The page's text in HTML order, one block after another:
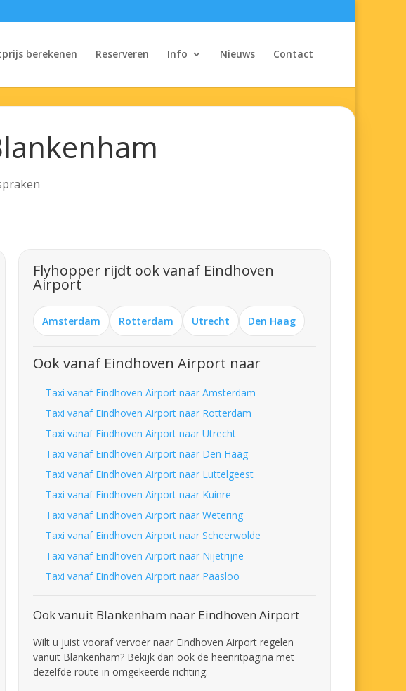
berekenen Reserveren Info Nieuws Contact
Flyhopper rijdt ook vanaf Eindhoven
Airport
Amsterdam Rotterdam Utrecht Den Haag
Ook vanaf Eindhoven Airport naar
Taxi vanaf Eindhoven Airport naar Amsterdam
Taxi vanaf Eindhoven Airport naar Rotterdam
Taxi vanaf Eindhoven Airport naar Utrecht
Taxi vanaf Eindhoven Airport naar Den Haag
Taxi vanaf Eindhoven Airport naar Luttelgeest
Taxi vanaf Eindhoven Airport naar Kuinre
Taxi vanaf Eindhoven Airport naar Wetering
Taxi vanaf Eindhoven Airport naar Scheerwolde
Taxi vanaf Eindhoven Airport naar Nijetrijne
Taxi vanaf Eindhoven Airport naar Paasloo
Ook vanuit Blankenham naar Eindhoven Airport
Wilt u juist vooraf vervoer naar Eindhoven Airport regelen
vanuit Blankenham? Bekijk dan ook de heenritpagina met
dezelfde route in omgekeerde richting.